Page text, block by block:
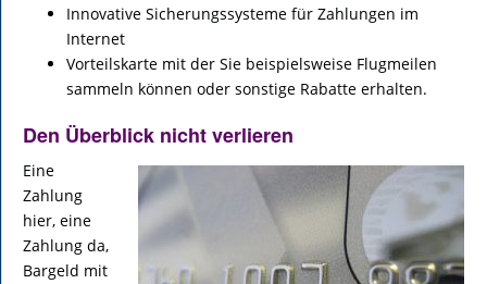
Innovative Sicherungssysteme für Zahlungen im
Internet
Vorteilskarte mit der Sie beispielsweise Flugmeilen
sammeln können oder sonstige Rabatte erhalten.
Den Überblick nicht verlieren
Eine
Zahlung
hier, eine
Zahlung da,
Bargeld mit